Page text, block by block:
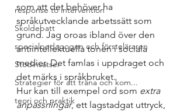
response to intervention
Skoldebatt
specialpedagogen och försteläraren
Stödinsatser
Strategier för att träna och kom...
teori och praktik
som att det behöver ha
språkutvecklande arbetssätt som
grund. Jag oroas ibland över den
antiintellektuella tonen i sociala
medier. Det famlas i uppdraget och
det märks i språkbruket.
Hur kan till exempel ord som extra
anpassningar, ett lagstadgat uttryck,